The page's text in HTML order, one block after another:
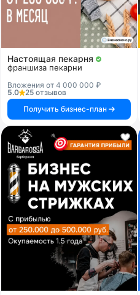
Настоящая пекарня
франшиза пекарни
Вложения от 4 000 000 ₽
5.0
25 отзывов
Получить бизнес-план